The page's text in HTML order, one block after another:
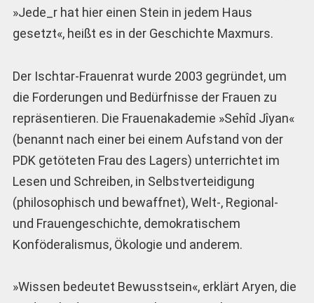
»Jede_r hat hier einen Stein in jedem Haus
gesetzt«, heißt es in der Geschichte Maxmurs.
Der Ischtar-Frauenrat wurde 2003 gegründet, um
die Forderungen und Bedürfnisse der Frauen zu
repräsentieren. Die Frauenakademie »Sehîd Jîyan«
(benannt nach einer bei einem Aufstand von der
PDK getöteten Frau des Lagers) unterrichtet im
Lesen und Schreiben, in Selbstverteidigung
(philosophisch und bewaffnet), Welt-, Regional-
und Frauengeschichte, demokratischem
Konföderalismus, Ökologie und anderem.
»Wissen bedeutet Bewusstsein«, erklärt Aryen, die